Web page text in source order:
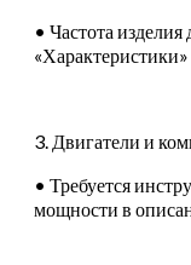
• Частота
3. Двигатели и
• Требуется
мощности в